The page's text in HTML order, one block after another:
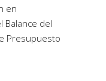
en
Balance del
Presupuesto